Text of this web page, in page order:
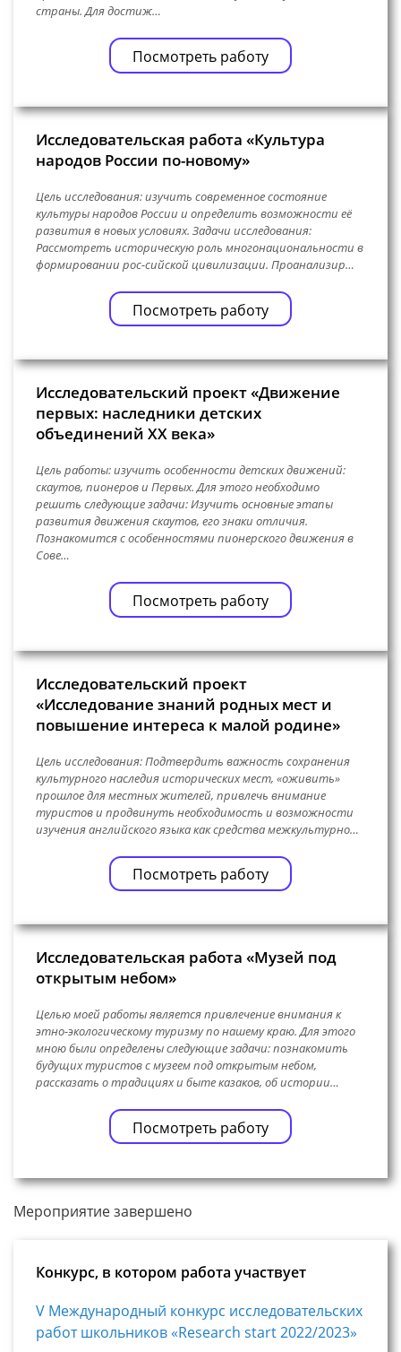
страны. Для достиж…
Посмотреть работу
Исследовательская работа «Культура
народов России по-новому»
Цель исследования: изучить современное состояние
культуры народов России и определить возможности её
развития в новых условиях. Задачи исследования:
Рассмотреть историческую роль многонациональности в
формировании рос-сийской цивилизации. Проанализир…
Посмотреть работу
Исследовательский проект «Движение
первых: наследники детских
объединений ХХ века»
Цель работы: изучить особенности детских движений:
скаутов, пионеров и Первых. Для этого необходимо
решить следующие задачи: Изучить основные этапы
развития движения скаутов, его знаки отличия.
Познакомится с особенностями пионерского движения в
Сове…
Посмотреть работу
Исследовательский проект
«Исследование знаний родных мест и
повышение интереса к малой родине»
Цель исследования: Подтвердить важность сохранения
культурного наследия исторических мест, «оживить»
прошлое для местных жителей, привлечь внимание
туристов и продвинуть необходимость и возможности
изучения английского языка как средства межкультурно…
Посмотреть работу
Исследовательская работа «Музей под
открытым небом»
Целью моей работы является привлечение внимания к
этно-экологическому туризму по нашему краю. Для этого
мною были определены следующие задачи: познакомить
будущих туристов с музеем под открытым небом,
рассказать о традициях и быте казаков, об истории…
Посмотреть работу
Мероприятие завершено
Конкурс, в котором работа участвует
V Международный конкурс исследовательских
работ школьников «Research start 2022/2023»